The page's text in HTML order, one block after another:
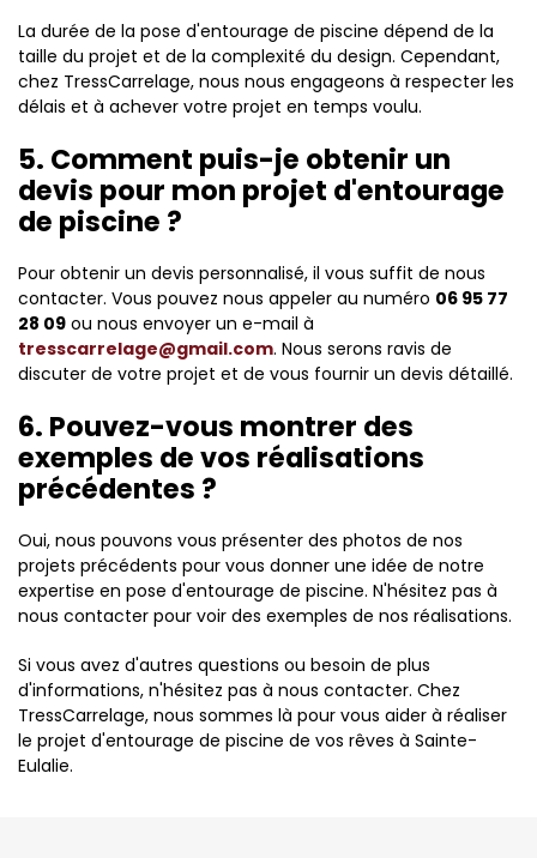
La durée de la pose d'entourage de piscine dépend de la
taille du projet et de la complexité du design. Cependant,
chez TressCarrelage, nous nous engageons à respecter les
délais et à achever votre projet en temps voulu.
5. Comment puis-je obtenir un
devis pour mon projet d'entourage
de piscine ?
Pour obtenir un devis personnalisé, il vous suffit de nous
contacter. Vous pouvez nous appeler au numéro 06 95 77
28 09 ou nous envoyer un e-mail à
tresscarrelage@gmail.com. Nous serons ravis de
discuter de votre projet et de vous fournir un devis détaillé.
6. Pouvez-vous montrer des
exemples de vos réalisations
précédentes ?
Oui, nous pouvons vous présenter des photos de nos
projets précédents pour vous donner une idée de notre
expertise en pose d'entourage de piscine. N'hésitez pas à
nous contacter pour voir des exemples de nos réalisations.
Si vous avez d'autres questions ou besoin de plus
d'informations, n'hésitez pas à nous contacter. Chez
TressCarrelage, nous sommes là pour vous aider à réaliser
le projet d'entourage de piscine de vos rêves à Sainte-
Eulalie.